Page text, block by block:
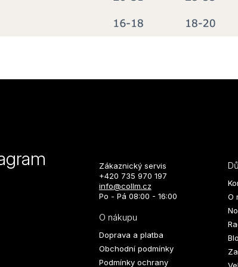
Zákaznický servis
+420 735 970 197
info@collm.cz
Po - Pá 08:00 - 16:00
O nákupu
Doprava a platba
Obchodní podmínky
Podmínky ochrany
O